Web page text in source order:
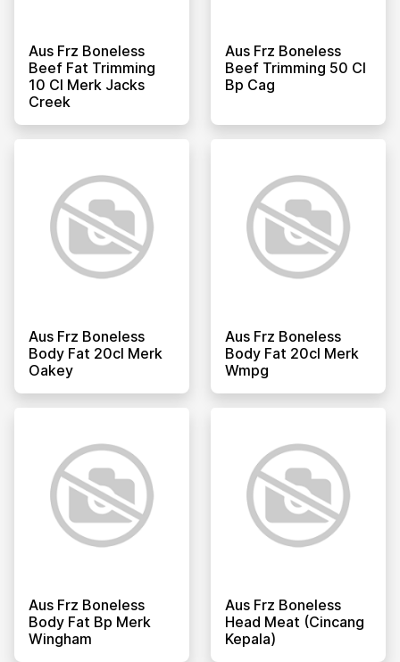
Aus Frz Boneless
Beef Fat Trimming
10 Cl Merk Jacks
Creek
Aus Frz Boneless
Beef Trimming 50 Cl
Bp Cag
Aus Frz Boneless
Body Fat 20cl Merk
Oakey
Aus Frz Boneless
Body Fat 20cl Merk
Wmpg
Aus Frz Boneless
Body Fat Bp Merk
Wingham
Aus Frz Boneless
Head Meat (cincang
Kepala)